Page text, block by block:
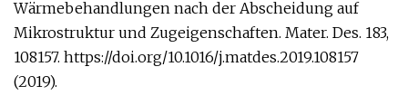
Wärmebehandlungen nach der Abscheidung auf
Mikrostruktur und Zugeigenschaften. Mater. Des. 183,
108157. https://doi.org/10.1016/j.matdes.2019.108157
(2019).